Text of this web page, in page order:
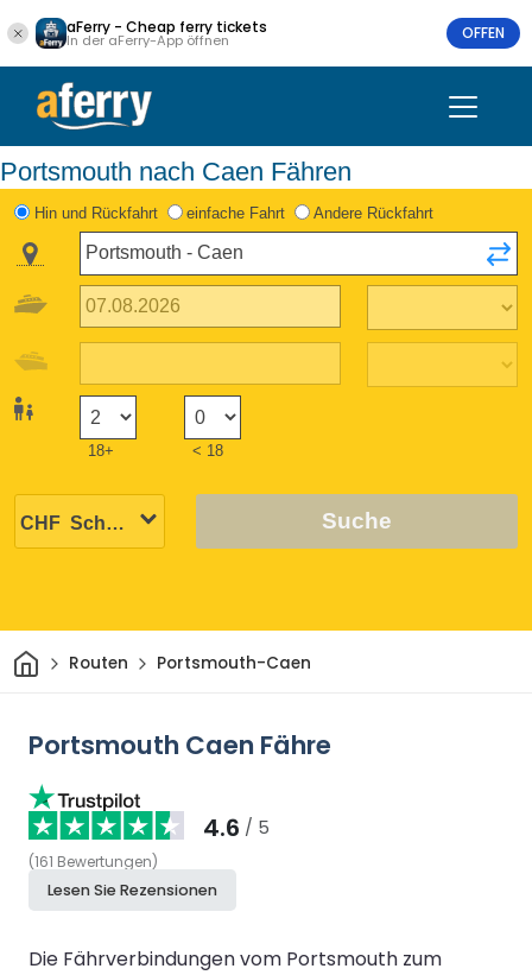
aFerry - Cheap ferry tickets
In der aFerry-App öffnen OFFEN
Portsmouth nach Caen Fähren
Hin und Rückfahrt einfache Fahrt Andere Rückfahrt
18+ < 18
Suche
HeimRouten Portsmouth-Caen
Portsmouth Caen Fähre
4.6 / 5
(161 Bewertungen)
Lesen Sie Rezensionen
Die Fährverbindungen vom Portsmouth zum